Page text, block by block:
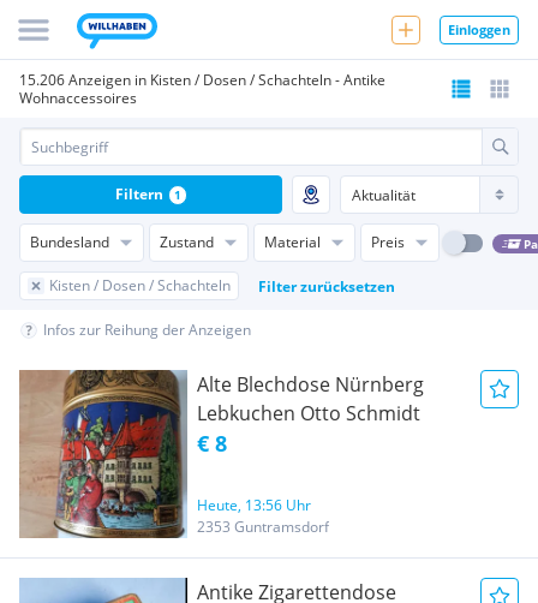
Einloggen
15.206 Anzeigen in Kisten / Dosen / Schachteln - Antike
Wohnaccessoires
Bundesland Zustand Material Preis
Kisten / Dosen / Schachteln Filter zurücksetzen
Filtern 1
Infos zur Reihung der Anzeigen
Alte Blechdose Nürnberg
Lebkuchen Otto Schmidt
€ 8
Heute, 13:56 Uhr
2353 Guntramsdorf
Antike Zigarettendose